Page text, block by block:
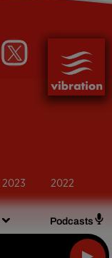
Podcasts
2023 2022